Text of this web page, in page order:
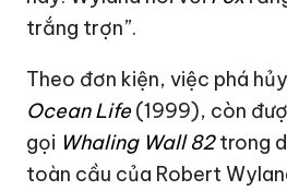
trắng trợn”.
Theo đơn kiện, việc phá
Ocean Life(1999), còn
gọi Whaling Wall 82trong
toàn cầu của Robert